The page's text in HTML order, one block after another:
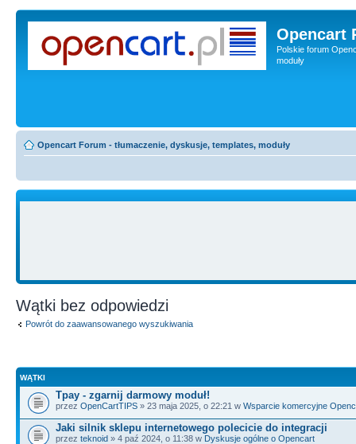
Opencart
Polskie forum
moduły
Opencart Forum - tłumaczenie, dyskusje, templates, moduły
Wątki bez odpowiedzi
Powrót do zaawansowanego wyszukiwania
WĄTKI
Tpay - zgarnij darmowy moduł!
przez OpenCartTIPS » 23 maja 2025, o 22:21 w Wsparcie komercyjne
Jaki silnik sklepu internetowego polecicie do integracji
przez teknoid » 4 paź 2024, o 11:38 w Dyskusje ogólne o Opencart